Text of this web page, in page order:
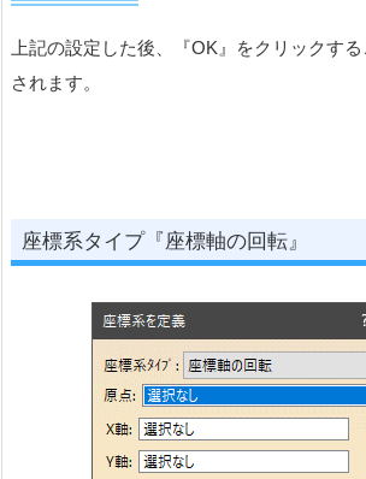
上記の設定した後、『OK』をクリックす
されます。
座標系タイプ『座標軸の回転』